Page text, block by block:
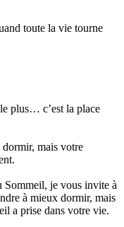
toute la vie tourne
plus… c’est la place
dormir, mais votre
Sommeil, je vous invite à
à mieux dormir, mais
a prise dans votre vie.